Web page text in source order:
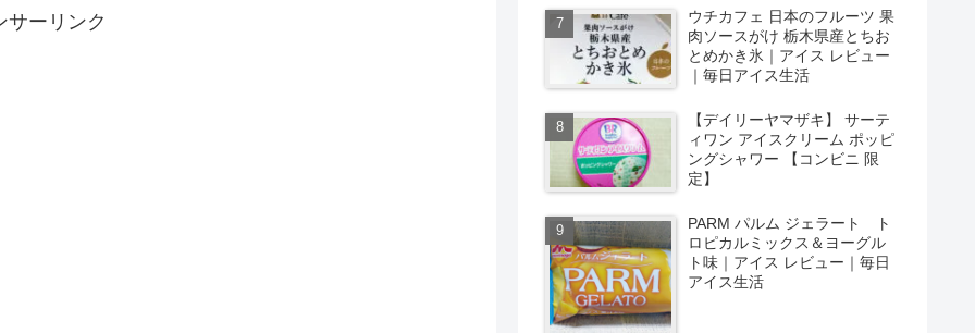
サーリンク
ウチカフェ 日本のフルーツ 果
肉ソースがけ 栃木県産とちお
とめかき氷｜アイス レビュー
｜毎日アイス生活
【デイリーヤマザキ】 サーテ
ィワン アイスクリーム ポッピ
ングシャワー 【コンビニ 限
定】
PARM パルム ジェラート ト
ロピカルミックス＆ヨーグル
ト味｜アイス レビュー｜毎日
アイス生活